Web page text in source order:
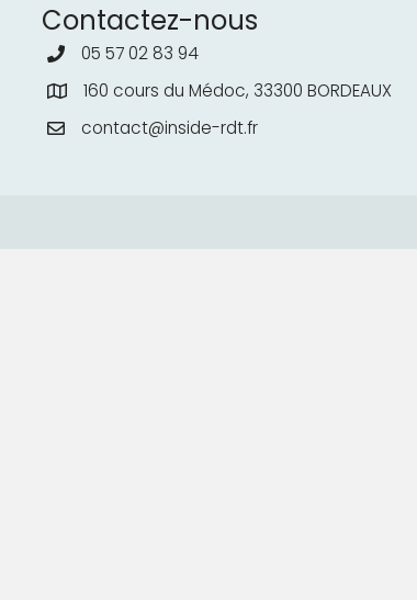
Contactez-nous
05 57 02 83 94
160 cours du Médoc, 33300 BORDEAUX
contact@inside-rdt.fr